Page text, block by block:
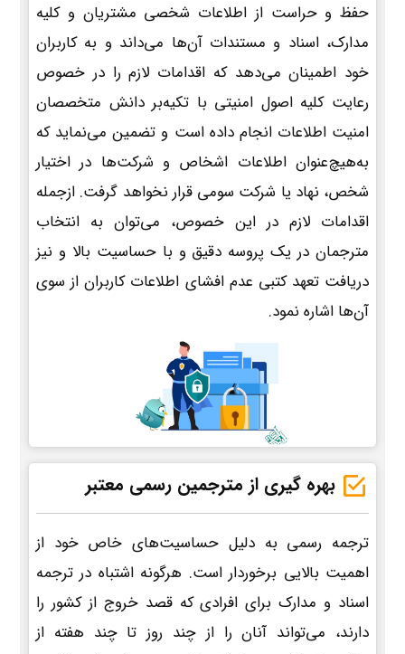
حفظ و حراست از اطلاعات شخصی مشتریان و کلیه
مدارک، اسناد و مستندات آن‌ها می‌داند و به کاربران
خود اطمینان می‌دهد که اقدامات لازم را در خصوص
رعایت کلیه اصول امنیتی با تکیه‌بر دانش متخصصان
امنیت اطلاعات انجام داده است و تضمین می‌نماید که
به‌هیچ‌عنوان اطلاعات اشخاص و شرکت‌ها در اختیار
شخص، نهاد یا شرکت سومی قرار نخواهد گرفت. ازجمله
اقدامات لازم در این خصوص، می‌توان به انتخاب
مترجمان در یک پروسه دقیق و با حساسیت بالا و نیز
دریافت تعهد کتبی عدم افشای اطلاعات کاربران از سوی
آن‌ها اشاره نمود.
بهره گیری از مترجمین رسمی معتبر
ترجمه رسمی به دلیل حساسیت‌های خاص خود از
اهمیت بالایی برخوردار است. هرگونه اشتباه در ترجمه
اسناد و مدارک برای افرادی که قصد خروج از کشور را
دارند، می‌تواند آنان را از چند روز تا چند هفته از